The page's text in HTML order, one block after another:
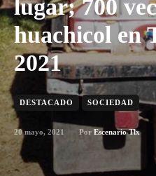
lugar; 700
huachicol en
2021
DESTACADO SOCIEDAD
20 mayo, 2021 Por Escenario Tlx